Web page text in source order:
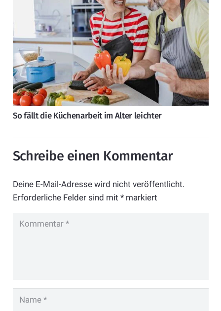
So fällt die Küchenarbeit im Alter leichter
Schreibe einen Kommentar
Deine E-Mail-Adresse wird nicht veröffentlicht.
Erforderliche Felder sind mit *markiert